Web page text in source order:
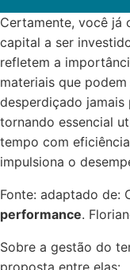
Certamente, você já
capital a ser
refletem a
materiais que
desperdiçado jamais
tornando essencial
tempo com
impulsiona o
Fonte: adaptado de:
performance.
Sobre a gestão do
proposta entre elas: